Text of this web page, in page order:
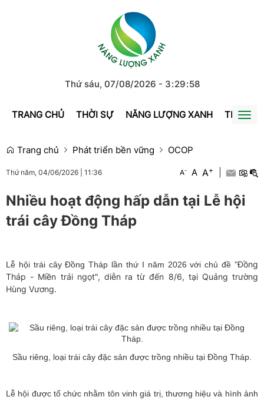
Thứ sáu, 07/08/2026 - 3:29:58
TRANG CHỦ THỜI SỰ NĂNG LƯỢNG XANH TRÁI
Trang chủ
Phát triển bền vững OCOP
Thứ năm, 04/06/2026 11:36 A- A A+
Nhiều hoạt động hấp dẫn tại Lễ hội
trái cây Đồng Tháp
Lễ hội trái cây Đồng Tháp lần thứ I năm 2026 với chủ đề “Đồng
Tháp - Miền trái ngọt", diễn ra từ đến 8/6, tại Quảng trường
Hùng Vương.
Sầu riêng, loại trái cây đặc sản được trồng nhiều tại Đồng Tháp.
Lễ hội được tổ chức nhằm tôn vinh giá trị, thương hiệu và hình ảnh